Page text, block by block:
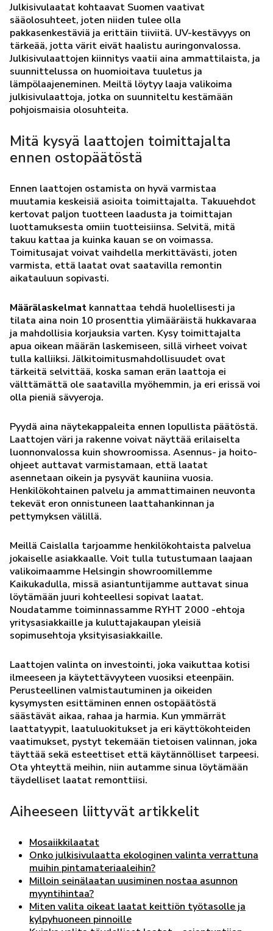
Julkisivulaatat kohtaavat Suomen vaativat
sääolosuhteet, joten niiden tulee olla
pakkasenkestäviä ja erittäin tiiviitä. UV-kestävyys on
tärkeää, jotta värit eivät haalistu auringonvalossa.
Julkisivulaattojen kiinnitys vaatii aina ammattilaista, ja
suunnittelussa on huomioitava tuuletus ja
lämpölaajeneminen. Meiltä löytyy laaja valikoima
julkisivulaattoja, jotka on suunniteltu kestämään
pohjoismaisia olosuhteita.
Mitä kysyä laattojen toimittajalta
ennen ostopäätöstä
Ennen laattojen ostamista on hyvä varmistaa
muutamia keskeisiä asioita toimittajalta. Takuuehdot
kertovat paljon tuotteen laadusta ja toimittajan
luottamuksesta omiin tuotteisiinsa. Selvitä, mitä
takuu kattaa ja kuinka kauan se on voimassa.
Toimitusajat voivat vaihdella merkittävästi, joten
varmista, että laatat ovat saatavilla remontin
aikatauluun sopivasti.
Määrälaskelmat kannattaa tehdä huolellisesti ja
tilata aina noin 10 prosenttia ylimääräistä hukkavaraa
ja mahdollisia korjauksia varten. Kysy toimittajalta
apua oikean määrän laskemiseen, sillä virheet voivat
tulla kalliiksi. Jälkitoimitusmahdollisuudet ovat
tärkeitä selvittää, koska saman erän laattoja ei
välttämättä ole saatavilla myöhemmin, ja eri erissä voi
olla pieniä sävyeroja.
Pyydä aina näytekappaleita ennen lopullista päätöstä.
Laattojen väri ja rakenne voivat näyttää erilaiselta
luonnonvalossa kuin showroomissa. Asennus- ja hoito-
ohjeet auttavat varmistamaan, että laatat
asennetaan oikein ja pysyvät kauniina vuosia.
Henkilökohtainen palvelu ja ammattimainen neuvonta
tekevät eron onnistuneen laattahankinnan ja
pettymyksen välillä.
Meillä Caislalla tarjoamme henkilökohtaista palvelua
jokaiselle asiakkaalle. Voit tulla tutustumaan laajaan
valikoimaamme Helsingin showroomillemme
Kaikukadulla, missä asiantuntijamme auttavat sinua
löytämään juuri kohteellesi sopivat laatat.
Noudatamme toiminnassamme RYHT 2000 -ehtoja
yritysasiakkaille ja kuluttajakaupan yleisiä
sopimusehtoja yksityisasiakkaille.
Laattojen valinta on investointi, joka vaikuttaa kotisi
ilmeeseen ja käytettävyyteen vuosiksi eteenpäin.
Perusteellinen valmistautuminen ja oikeiden
kysymysten esittäminen ennen ostopäätöstä
säästävät aikaa, rahaa ja harmia. Kun ymmärrät
laattatyypit, laatuluokitukset ja eri käyttökohteiden
vaatimukset, pystyt tekemään tietoisen valinnan, joka
täyttää sekä esteettiset että käytännölliset tarpeesi.
Ota yhteyttä meihin, niin autamme sinua löytämään
täydelliset laatat remonttiisi.
Aiheeseen liittyvät artikkelit
Mosaiikkilaatat
Onko julkisivulaatta ekologinen valinta verrattuna
muihin pintamateriaaleihin?
Milloin seinälaatan uusiminen nostaa asunnon
myyntihintaa?
Miten valita oikeat laatat keittiön työtasolle ja
kylpyhuoneen pinnoille